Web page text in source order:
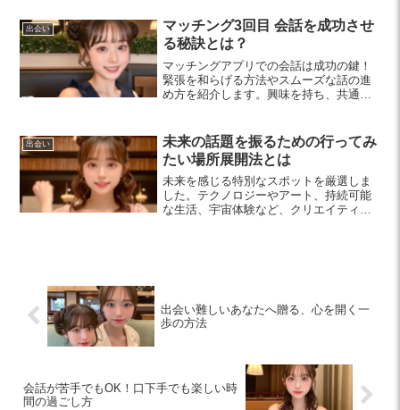
出会い
マッチング3回目 会話を成功させ
る秘訣とは？
マッチングアプリでの会話は成功の鍵！
緊張を和らげる方法やスムーズな話の進
め方を紹介します。興味を持ち、共通の
出会い
未来の話題を振るための行ってみ
たい場所展開法とは
未来を感じる特別なスポットを厳選しま
した。テクノロジーやアート、持続可能
な生活、宇宙体験など、クリエイティブ
出会い難しいあなたへ贈る、心を開く一
歩の方法
会話が苦手でもOK！口下手でも楽しい時
間の過ごし方